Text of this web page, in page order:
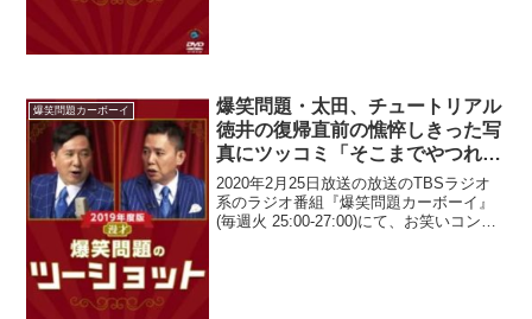
爆笑問題カーボーイ
爆笑問題・太田、チュートリアル
徳井の復帰直前の憔悴しきった写
真にツッコミ「そこまでやつれる
ことねぇじゃねぇか」
2020年2月25日放送の放送のTBSラジオ
系のラジオ番組『爆笑問題カーボーイ』
(毎週火 25:00-27:00)にて、お笑いコン